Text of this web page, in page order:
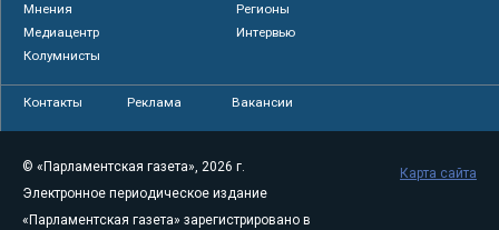
Мнения
Регионы
Медиацентр
Интервью
Колумнисты
Контакты Реклама Вакансии
© «Парламентская газета», 2026 г.
Электронное периодическое издание
«Парламентская газета» зарегистрировано в
Карта сайта